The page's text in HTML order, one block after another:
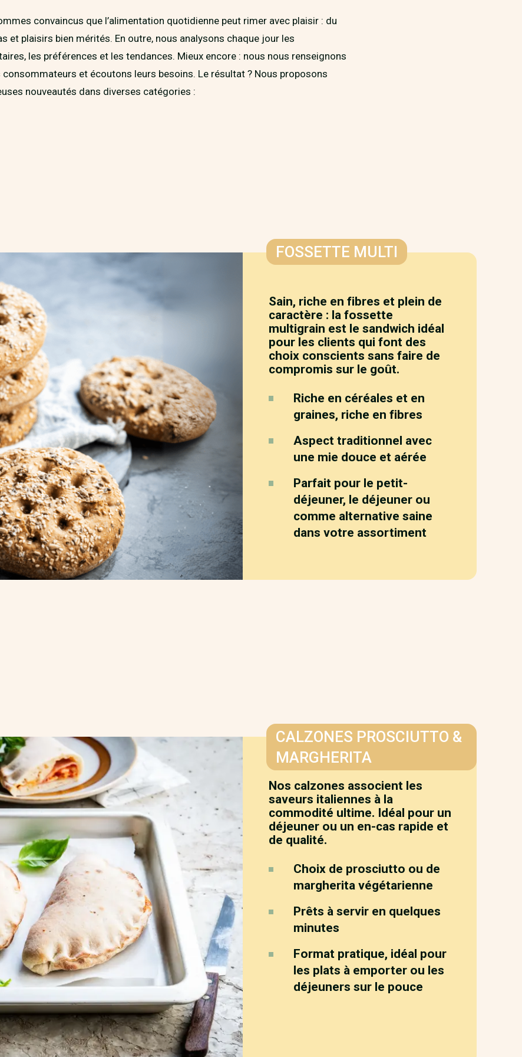
convaincus que l’alimentation quotidienne peut rimer avec plaisir : du
et plaisirs bien mérités. En outre, nous analysons chaque jour les
les préférences et les tendances. Mieux encore : nous nous renseignons
et écoutons leurs besoins. Le résultat ? Nous proposons
nouveautés dans diverses catégories :
Sain, riche en fibres et plein de
caractère : la fossette
multigrain est le sandwich idéal
pour les clients qui font des
choix conscients sans faire de
compromis sur le goût.
Riche en céréales et en
graines, riche en fibres
Aspect traditionnel avec
une mie douce et aérée
Parfait pour le petit-
déjeuner, le déjeuner ou
comme alternative saine
dans votre assortiment
FOSSETTE MULTI
Nos calzones associent les
saveurs italiennes à la
commodité ultime. Idéal pour un
déjeuner ou un en-cas rapide et
de qualité.
Choix de prosciutto ou de
margherita végétarienne
Prêts à servir en quelques
minutes
Format pratique, idéal pour
les plats à emporter ou les
déjeuners sur le pouce
CALZONES PROSCIUTTO &
MARGHERITA